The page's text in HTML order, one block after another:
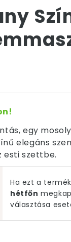
egy
elegáns
esti szettbe.
Ha ezt a
hétfőn
választása